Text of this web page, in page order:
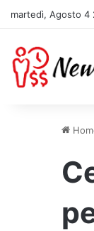
martedì, Agosto 4